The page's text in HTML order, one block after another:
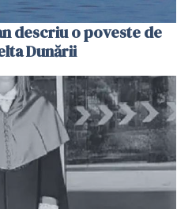
descriu o poveste de
Dunării